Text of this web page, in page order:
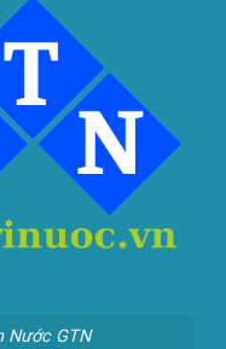
Nước GTN